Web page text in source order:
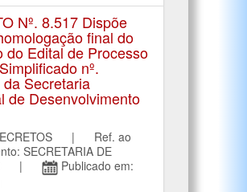
Nº. 8.517 Dispõe
final do
do Edital de Processo
nº.
Secretaria
de Desenvolvimento
| Ref. ao
SECRETARIA DE
|
Publicado em: